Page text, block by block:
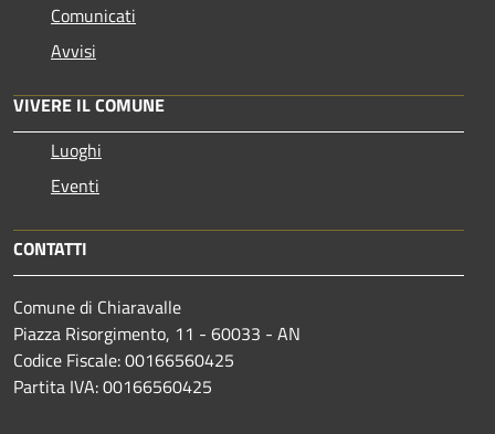
Comunicati
Avvisi
VIVERE IL COMUNE
Luoghi
Eventi
CONTATTI
Comune di Chiaravalle
Piazza Risorgimento, 11 - 60033 - AN
Codice Fiscale: 00166560425
Partita IVA: 00166560425